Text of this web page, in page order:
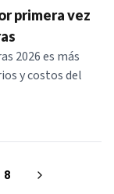
primera vez
2026 es más
y costos del
8